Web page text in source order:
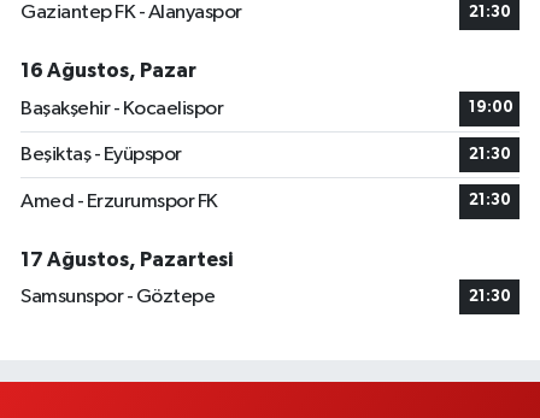
Gaziantep FK - Alanyaspor 21:30
16 Ağustos, Pazar
Başakşehir - Kocaelispor
19:00
Beşiktaş - Eyüpspor 21:30
Amed - Erzurumspor FK 21:30
17 Ağustos, Pazartesi
Samsunspor - Göztepe
21:30